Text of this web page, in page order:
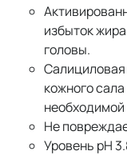
избыток
головы.
Салициловая
кожного
необходимой
Не
Уровень pH